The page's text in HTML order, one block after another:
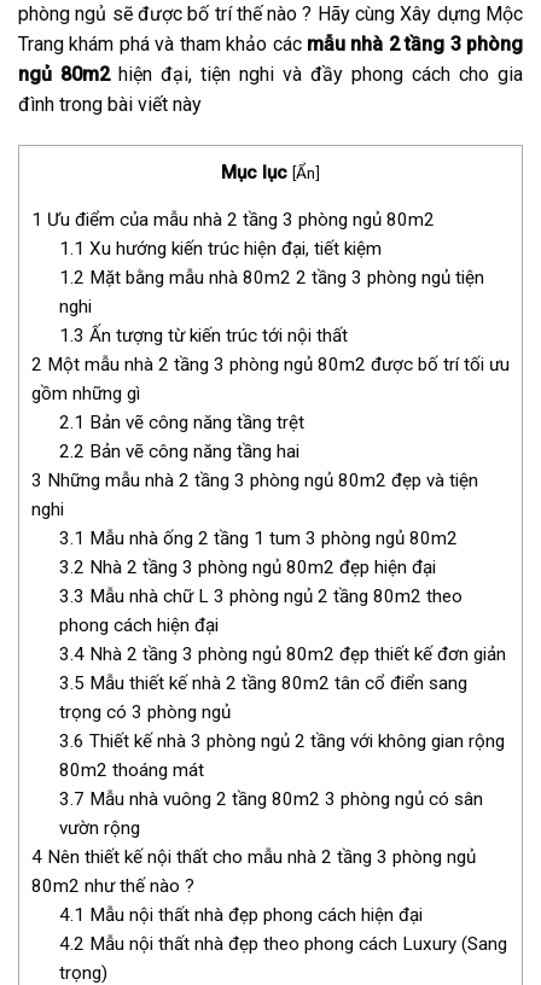
phòng ngủ sẽ được bố trí thế nào ? Hãy cùng Xây dựng Mộc
Trang khám phá và tham khảo các mẫu nhà 2 tầng 3 phòng
ngủ 80m2hiện đại, tiện nghi và đầy phong cách cho gia
đình trong bài viết này
Mục lục [Ẩn]
1 Ưu điểm của mẫu nhà 2 tầng 3 phòng ngủ 80m2
1.1 Xu hướng kiến trúc hiện đại, tiết kiệm
1.2 Mặt bằng mẫu nhà 80m2 2 tầng 3 phòng ngủ tiện
nghi
1.3 Ấn tượng từ kiến trúc tới nội thất
2 Một mẫu nhà 2 tầng 3 phòng ngủ 80m2 được bố trí tối ưu
gồm những gì
2.1 Bản vẽ công năng tầng trệt
2.2 Bản vẽ công năng tầng hai
3 Những mẫu nhà 2 tầng 3 phòng ngủ 80m2 đẹp và tiện
nghi
3.1 Mẫu nhà ống 2 tầng 1 tum 3 phòng ngủ 80m2
3.2 Nhà 2 tầng 3 phòng ngủ 80m2 đẹp hiện đại
3.3 Mẫu nhà chữ L 3 phòng ngủ 2 tầng 80m2 theo
phong cách hiện đại
3.4Nhà 2 tầng 3 phòng ngủ 80m2 đẹp thiết kế đơn giản
3.5 Mẫu thiết kế nhà 2 tầng 80m2 tân cổ điển sang
trọng có 3 phòng ngủ
3.6 Thiết kế nhà 3 phòng ngủ 2 tầng với không gian rộng
80m2 thoáng mát
3.7 Mẫu nhà vuông 2 tầng 80m2 3 phòng ngủ có sân
vườn rộng
4 Nên thiết kế nội thất cho mẫu nhà 2 tầng 3 phòng ngủ
80m2 như thế nào ?
4.1 Mẫu nội thất nhà đẹp phong cách hiện đại
4.2 Mẫu nội thất nhà đẹp theo phong cách Luxury (Sang
trọng)